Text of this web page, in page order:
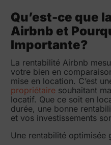
Qu’est-ce que
Airbnb et
Importante?
La rentabilité Airbnb
votre bien en
mise en location. C’est
propriétaire souhaitant
locatif. Que ce soit en
durée, une bonne
et vos investissements
Une rentabilité optimisée